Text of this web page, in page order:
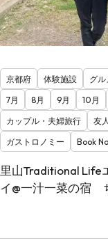
京都府 体験施設 グ
7月
8月 9月 10月
カップル・夫婦旅行
友
ガストロノミー
Book
里山Traditional Life
イ@一汁一菜の宿